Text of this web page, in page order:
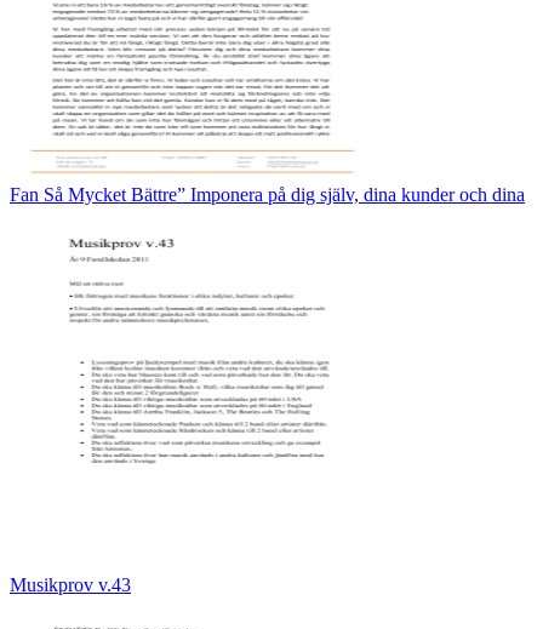
Fan Så Mycket Bättre” Imponera på dig själv, dina kunder och dina
Musikprov v.43